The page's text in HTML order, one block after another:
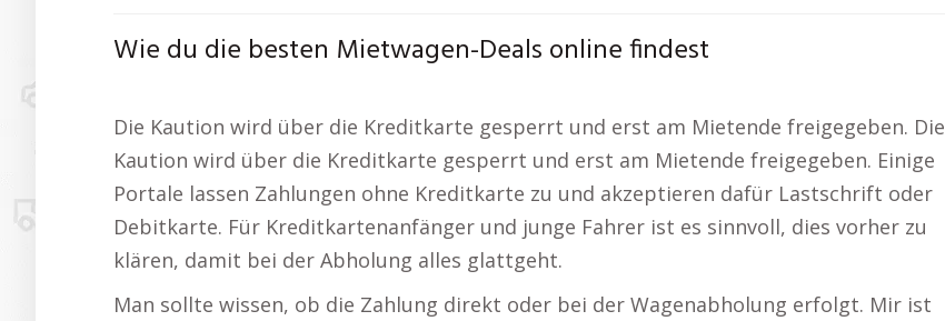
Wie du die besten Mietwagen-Deals online findest
Die Kaution wird über die Kreditkarte gesperrt und erst am Mietende freigegeben. Die
Kaution wird über die Kreditkarte gesperrt und erst am Mietende freigegeben. Einige
Portale lassen Zahlungen ohne Kreditkarte zu und akzeptieren dafür Lastschrift oder
Debitkarte. Für Kreditkartenanfänger und junge Fahrer ist es sinnvoll, dies vorher zu
klären, damit bei der Abholung alles glattgeht.
Man sollte wissen, ob die Zahlung direkt oder bei der Wagenabholung erfolgt. Mir ist